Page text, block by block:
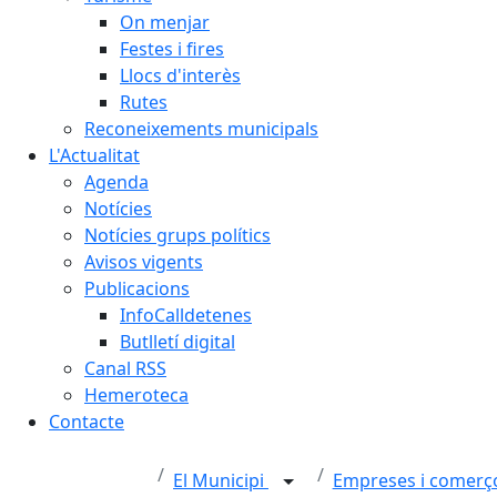
On menjar
Festes i fires
Llocs d'interès
Rutes
Reconeixements municipals
L'Actualitat
Agenda
Notícies
Notícies grups polítics
Avisos vigents
Publicacions
InfoCalldetenes
Butlletí digital
Canal RSS
Hemeroteca
Contacte
El Municipi Empreses i